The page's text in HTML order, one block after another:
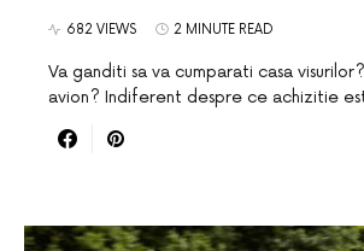
682 VIEWS 2 MINUTE READ
Va ganditi sa va cumparati casa
avion? Indiferent despre ce achizitie